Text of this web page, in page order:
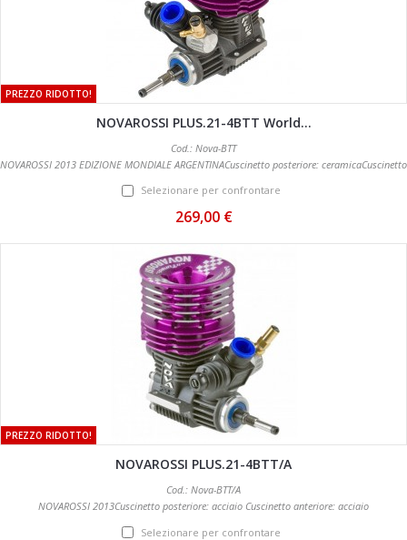
PREZZO RIDOTTO!
NOVAROSSI PLUS.21-4BTT World...
Cod.: Nova-BTT
NOVAROSSI 2013 EDIZIONE MONDIALE ARGENTINACuscinetto posteriore: ceramicaCuscinetto
Selezionare per confrontare
269,00 €
PREZZO RIDOTTO!
NOVAROSSI PLUS.21-4BTT/A
Cod.: Nova-BTT/A
NOVAROSSI 2013Cuscinetto posteriore: acciaio Cuscinetto anteriore: acciaio
Selezionare per confrontare